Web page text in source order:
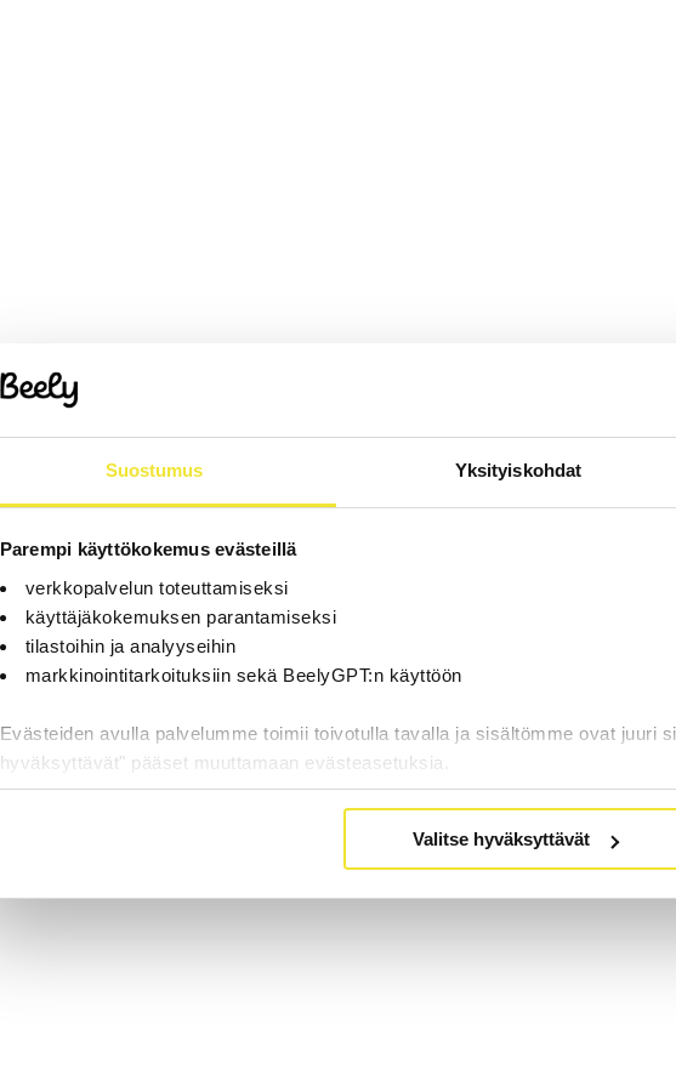
Suostumus Yksityiskohdat
Parempi käyttökokemus evästeillä
verkkopalvelun toteuttamiseksi
käyttäjäkokemuksen parantamiseksi
tilastoihin ja analyyseihin
markkinointitarkoituksiin sekä BeelyGPT:n käyttöön
Evästeiden avulla palvelumme toimii toivotulla tavalla ja sisältömme ovat juuri
hyväksyttävät" pääset muuttamaan evästeasetuksia.
Valitse hyväksyttävät